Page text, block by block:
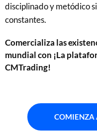
disciplinado y metódico
constantes.
Comercializa las
mundial con ¡La
CMTrading!
COMIENZA